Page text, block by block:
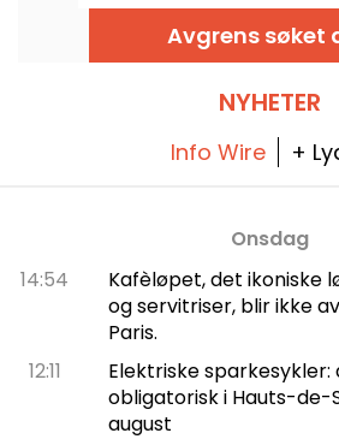
Avgrens søket
NYHETER
Info Wire +
Onsdag
14:54
Kafèløpet, det ikoniske
og servitriser, blir ikke
Paris.
12:11
Elektriske
obligatorisk i Hauts-de-
august